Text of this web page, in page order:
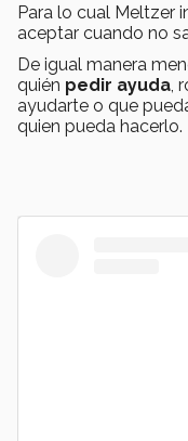
Para lo cual Meltzer
aceptar cuando no
De igual manera
quién pedir ayuda ,
ayudarte o que
quien pueda hacerlo.